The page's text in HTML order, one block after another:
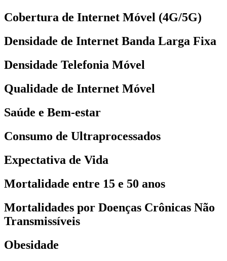
Cobertura de Internet Móvel (4G/5G)
Densidade de Internet Banda Larga Fixa
Densidade Telefonia Móvel
Qualidade de Internet Móvel
Saúde e Bem-estar
Consumo de Ultraprocessados
Expectativa de Vida
Mortalidade entre 15 e 50 anos
Mortalidades por Doenças Crônicas Não
Transmissíveis
Obesidade